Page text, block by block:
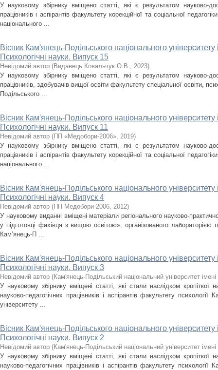
У науковому збірнику вміщено статті, які є результатом науково-
працівників і аспірантів факультету корекційної та соціальної
національного ...
Вісник Кам'янець-Подільського національного університету
Психологічні науки. Випуск 15
Невідомий автор (Видавець Ковальчук О.В., 2023)
У науковому збірнику вміщено статті, які є результатом науково-
працівників, здобувачів вищої освіти факультету спеціальної освіти,
Подільського ...
Вісник Кам'янець-Подільського національного університету
Психологічні науки. Випуск 11
Невідомий автор (ПП «Медобори-2006», 2019)
У науковому збірнику вміщено статті, які є результатом науково-
працівників і аспірантів факультету корекційної та соціальної
національного ...
Вісник Кам'янець-Подільського національного університету
Психологічні науки. Випуск 4
Невідомий автор (ПП Медобори-2006, 2012)
У науковому виданні вміщені матеріали регіонального науково-
у підготовці фахівця з вищою освітою», організованого лабораторією
Кам’янець-П ...
Вісник Кам'янець-Подільського національного університету
Психологічні науки. Випуск 3
Невідомий автор (Кам'янець-Подільський національний університет імені
У науковому збірнику вміщені статті, які стали наслідком кропіткої
науково-педагогічних працівників і аспірантів факультету психології
університету ...
Вісник Кам'янець-Подільського національного університету
Психологічні науки. Випуск 2
Невідомий автор (Кам'янець-Подільський національний університет імені
У науковому збірнику вміщені статті, які стали наслідком кропіткої
науково-педагогічних працівників і аспірантів факультету психології